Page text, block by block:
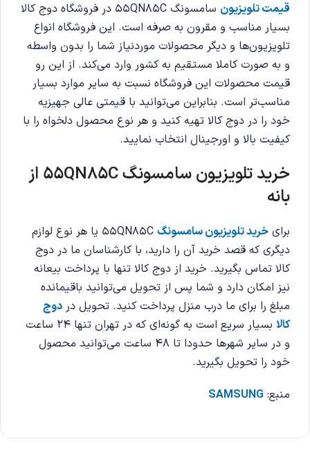
قیمت تلویزیون
سامسونگ 55QN85C در فروشگاه دوج کالا
بسیار مناسب و مقرون به صرفه است. این فروشگاه انواع
تلویزیون‌ها و دیگر محصولات موردنیاز شما را بدون واسطه
و به صورت کاملا مستقیم به کشور وارد می‌کند. از این رو
قیمت محصولات این فروشگاه نسبت به سایر موارد بسیار
مناسب‌تر است. بنابراین می‌توانید با قیمتی عالی جهیزیه
خود را در دوج کالا تهیه کنید و هر نوع محصول دلخواه را با
کیفیت بالا و اورجینال انتخاب نمایید.
خرید تلویزیون سامسونگ 55QN85C از
بانه
برای خرید تلویزیون سامسونگ
55QN85C یا هر نوع لوازم
دیگری که قصد خرید آن را دارید، با کارشناسان ما در دوج
کالا تماس بگیرید. خرید از دوج کالا تنها با پرداخت بیعانه
نیز امکان دارد و شما پس از تحویل می‌توانید باقیمانده
مبلغ را برای ما درب منزل پرداخت کنید. تحویل در دوج
کالا
بسیار سریع است به گونه‌ای که در تهران تنها 24 ساعت
و در سایر شهرها حدودا تا 48 ساعت می‌توانید محصول
خود را تحویل بگیرید.
منبع: SAMSUNG